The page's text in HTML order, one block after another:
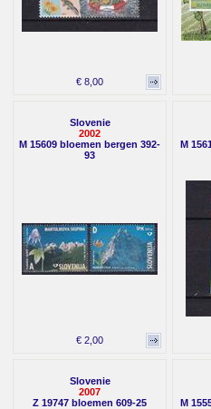
€ 8,00
Slovenie
2002
M 15609 bloemen bergen 392-
93
€ 2,00
M
Slovenie
2007
Z 19747 bloemen 609-25
M